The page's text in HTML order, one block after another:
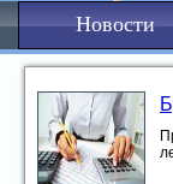
Новости